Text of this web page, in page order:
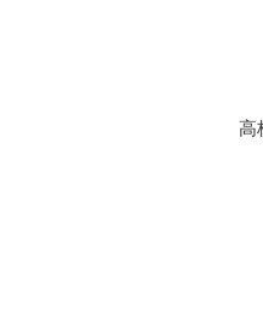
高